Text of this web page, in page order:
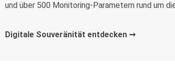
und über 500 Monitoring-Parametern rund um
Digitale Souveränität entdecken ➞